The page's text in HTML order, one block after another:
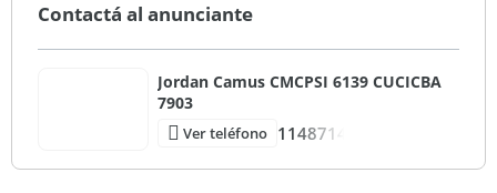
Azotea con amenities y vista 360°
2 ascensores de última generación
Contactá al anunciante
Jordan Camus CMCPSI 6139 CUCICBA
7903
Ver teléfono 1148714